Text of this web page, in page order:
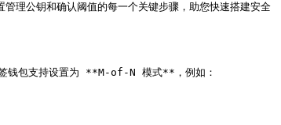
钥和确认阈值的每一个关键步骤，助您快速搭建安全
钱包支持设置为 **M-of-N 模式**，例如：